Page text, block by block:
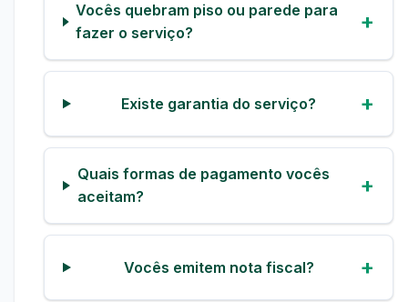
Vocês quebram piso ou parede para
fazer o serviço?
Existe garantia do serviço?
Quais formas de pagamento vocês
aceitam?
Vocês emitem nota fiscal?